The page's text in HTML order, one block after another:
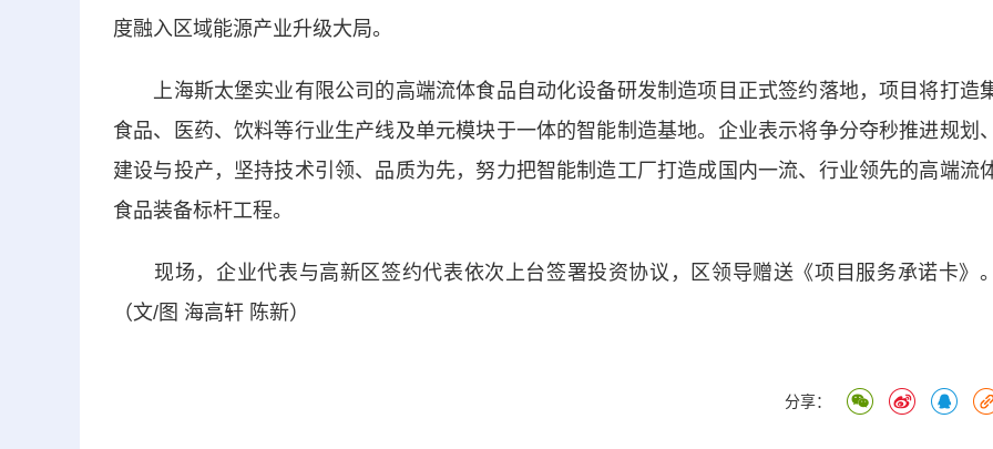
度融入区域能源产业升级大局。
上海斯太堡实业有限公司的高端流体食品自动化设备研发制造项目正式签约落地，项目将打造
食品、医药、饮料等行业生产线及单元模块于一体的智能制造基地。企业表示将争分夺秒推进规划、
建设与投产，坚持技术引领、品质为先，努力把智能制造工厂打造成国内一流、行业领先的高端流
食品装备标杆工程。
现场，企业代表与高新区签约代表依次上台签署投资协议，区领导赠送《项目服务承诺卡》。
（文/图 海高轩 陈新）
分享：